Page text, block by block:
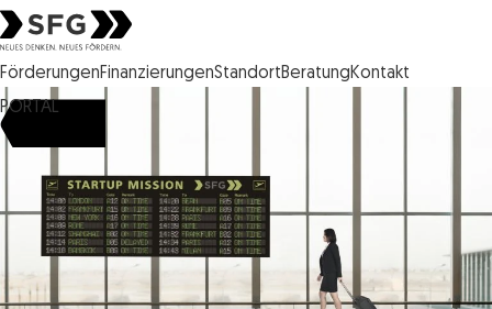
Steirische Wirtschaftsförderungsgesellschaft mbH SFG Logo
FörderungenFinanzierungenStandortBeratungKontakt
PORTAL